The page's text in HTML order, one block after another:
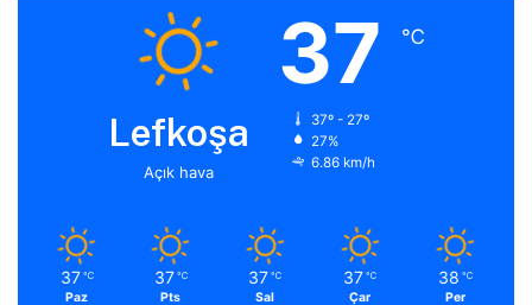
Lefkoşa
Açık hava
37 ℃
37º - 27º
27%
6.86 km/h
37 ℃
Paz
37 ℃
Pts
37 ℃
Sal
37 ℃
Çar
38 ℃
Per